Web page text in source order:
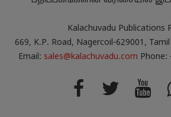
Kalachuvadu Publications
669, K.P. Road, Nagercoil-629001,
Email: sales@kalachuvadu.com Phone: